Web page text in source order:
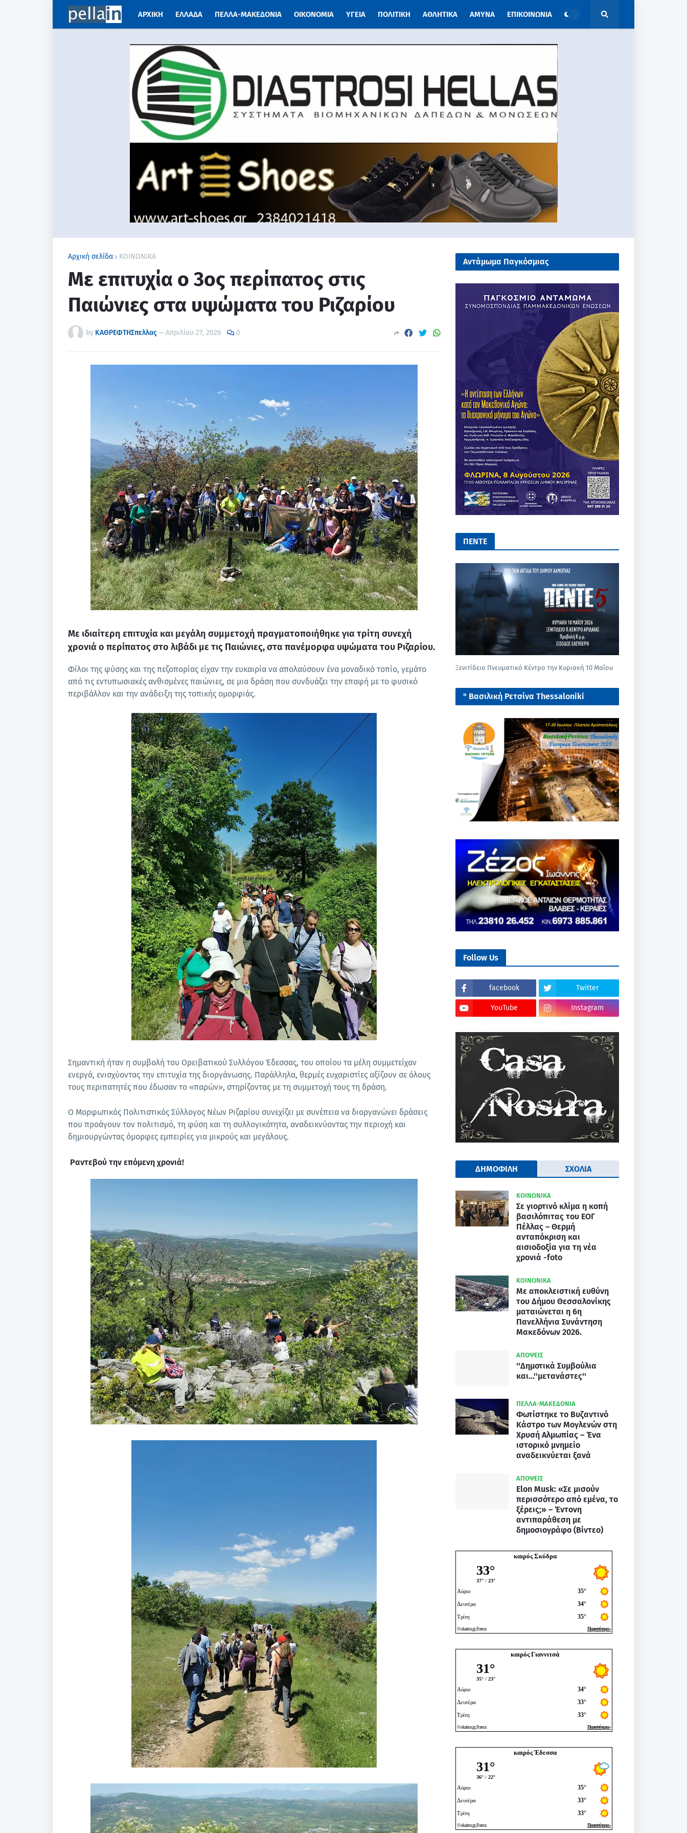
ΑΡΧΙΚΗ ΕΛΛΑΔΑ ΠΕΛΛΑ-ΜΑΚΕΔΟΝΙΑ ΟΙΚΟΝΟΜΙΑ ΥΓΕΙΑ ΠΟΛΙΤΙΚΗ ΑΘΛΗΤΙΚΑ ΑΜΥΝΑ ΕΠΙΚΟΙΝΩΝΙΑ ΑΠΟΨΕΙΣ
Αρχική σελίδα ΚΟΙΝΩΝΙΚΑ
Με επιτυχία ο 3ος περίπατος στις
Παιώνιες στα υψώματα του Ριζαρίου
by ΚΑΘΡΕΦΤΗΣπελλας—Απριλίου 27, 2026 0
Με ιδιαίτερη επιτυχία και μεγάλη συμμετοχή πραγματοποιήθηκε για τρίτη συνεχή
χρονιά ο περίπατος στο λιβάδι με τις Παιώνιες, στα πανέμορφα υψώματα του Ριζαρίου.
Φίλοι της φύσης και της πεζοπορίας είχαν την ευκαιρία να απολαύσουν ένα μοναδικό τοπίο, γεμάτο
από τις εντυπωσιακές ανθισμένες παιώνιες, σε μια δράση που συνδυάζει την επαφή με το φυσικό
περιβάλλον και την ανάδειξη της τοπικής ομορφιάς.
Σημαντική ήταν η συμβολή του Ορειβατικού Συλλόγου Έδεσσας, του οποίου τα μέλη συμμετείχαν
ενεργά, ενισχύοντας την επιτυχία της διοργάνωσης. Παράλληλα, θερμές ευχαριστίες αξίζουν σε όλους
τους περιπατητές που έδωσαν το «παρών», στηρίζοντας με τη συμμετοχή τους τη δράση.
Ο Μορφωτικός Πολιτιστικός Σύλλογος Νέων Ριζαρίου συνεχίζει με συνέπεια να διοργανώνει δράσεις
που προάγουν τον πολιτισμό, τη φύση και τη συλλογικότητα, αναδεικνύοντας την περιοχή και
δημιουργώντας όμορφες εμπειρίες για μικρούς και μεγάλους.
Ραντεβού την επόμενη χρονιά!
Αντάμωμα Παγκόσμιας
Ενώσεων
ΠΕΝΤΕ
Ξενιτίδειο Πνευματικό Κέντρο την Κυριακή 10 Μαΐου
" Βασιλική Ρετσίνα Thessaloniki
Follow Us
facebook Twitter
YouTube Instagram
ΔΗΜΟΦΙΛΗ ΣΧΟΛΙΑ
ΚΟΙΝΩΝΙΚΑ
Σε γιορτινό κλίμα η κοπή
βασιλόπιτας του ΕΟΓ
Πέλλας – Θερμή
ανταπόκριση και
αισιοδοξία για τη νέα
χρονιά -foto
ΚΟΙΝΩΝΙΚΑ
Με αποκλειστική ευθύνη
του Δήμου Θεσσαλονίκης
ματαιώνεται η 6η
Πανελλήνια Συνάντηση
Μακεδόνων 2026.
ΑΠΟΨΕΙΣ
''Δημοτικά Συμβούλια
και...''μετανάστες''
ΠΕΛΛΑ-ΜΑΚΕΔΟΝΙΑ
Φωτίστηκε το Βυζαντινό
Κάστρο των Μογλενών στη
Χρυσή Αλμωπίας – Ένα
ιστορικό μνημείο
αναδεικνύεται ξανά
ΑΠΟΨΕΙΣ
Elon Musk: «Σε μισούν
περισσότερο από εμένα, το
ξέρεις;» – Έντονη
αντιπαράθεση με
δημοσιογράφο (Βίντεο)
καιρός Σκύδρα
καιρός Γιαννιτσά
καιρός Έδεσσα